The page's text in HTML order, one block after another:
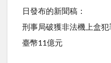
日發布的新聞稿：
刑事局破獲非法機上盒
臺幣11億元